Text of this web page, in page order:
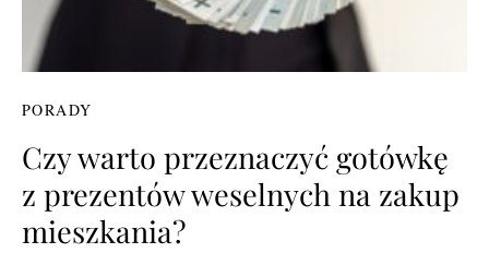
PORADY
Czy warto przeznaczyć gotówkę
z prezentów weselnych na zakup
mieszkania?